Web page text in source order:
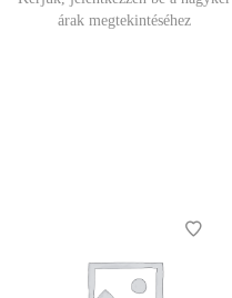
árak megtekintéséhez